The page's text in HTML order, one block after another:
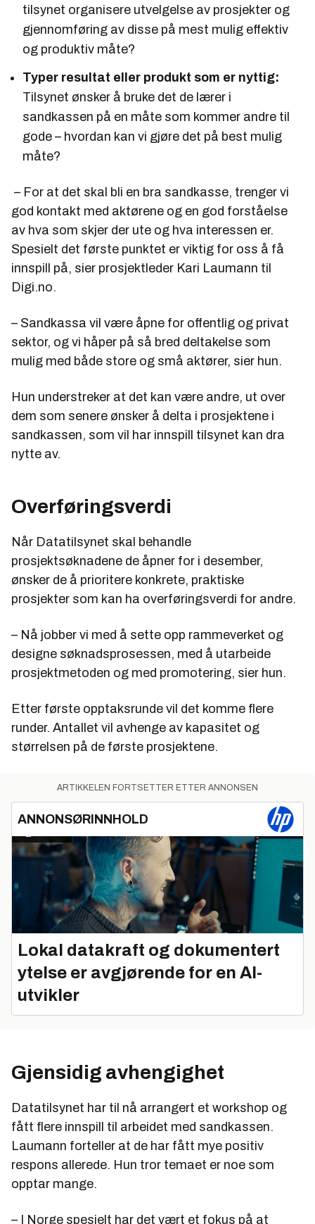
tilsynet organisere utvelgelse av prosjekter og
gjennomføring av disse på mest mulig effektiv
og produktiv måte?
Typer resultat eller produkt som er nyttig:
Tilsynet ønsker å bruke det de lærer i
sandkassen på en måte som kommer andre til
gode – hvordan kan vi gjøre det på best mulig
måte?
– For at det skal bli en bra sandkasse, trenger vi
god kontakt med aktørene og en god forståelse
av hva som skjer der ute og hva interessen er.
Spesielt det første punktet er viktig for oss å få
innspill på, sier prosjektleder Kari Laumann til
Digi.no.
– Sandkassa vil være åpne for offentlig og privat
sektor, og vi håper på så bred deltakelse som
mulig med både store og små aktører, sier hun.
Hun understreker at det kan være andre, ut over
dem som senere ønsker å delta i prosjektene i
sandkassen, som vil har innspill tilsynet kan dra
nytte av.
Overføringsverdi
Når Datatilsynet skal behandle
prosjektsøknadene de åpner for i desember,
ønsker de å prioritere konkrete, praktiske
prosjekter som kan ha overføringsverdi for andre.
– Nå jobber vi med å sette opp rammeverket og
designe søknadsprosessen, med å utarbeide
prosjektmetoden og med promotering, sier hun.
Etter første opptaksrunde vil det komme flere
runder. Antallet vil avhenge av kapasitet og
størrelsen på de første prosjektene.
ARTIKKELEN FORTSETTER ETTER ANNONSEN
ANNONSØRINNHOLD
Lokal datakraft og dokumentert
ytelse er avgjørende for en AI-
utvikler
Gjensidig avhengighet
Datatilsynet har til nå arrangert et workshop og
fått flere innspill til arbeidet med sandkassen.
Laumann forteller at de har fått mye positiv
respons allerede. Hun tror temaet er noe som
opptar mange.
– I Norge spesielt har det vært et fokus på at